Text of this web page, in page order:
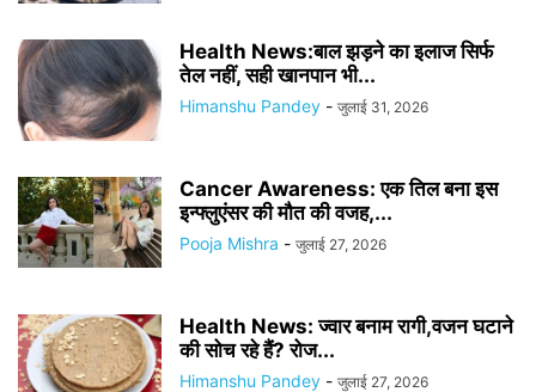
Health News:बाल झड़ने का इलाज सिर्फ
तेल नहीं, सही खानपान भी...
Himanshu Pandey - जुलाई 31, 2026
Cancer Awareness: एक तिल बना इस
इन्फ्लुएंसर की मौत की वजह,...
Pooja Mishra - जुलाई 27, 2026
Health News: ज्वार बनाम रागी,वजन घटाने
की सोच रहे हैं? रोज...
Himanshu Pandey - जुलाई 27, 2026